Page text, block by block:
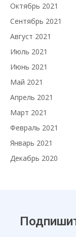
Октябрь 2021
Сентябрь 2021
Август 2021
Июль 2021
Июнь 2021
Май 2021
Апрель 2021
Март 2021
Февраль 2021
Январь 2021
Декабрь 2020